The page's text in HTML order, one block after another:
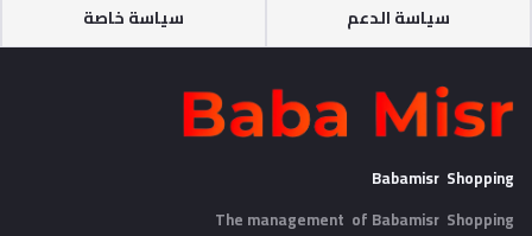
سياسة الدعم سياسة خاصة
Babamisr Shopping
The management of Babamisr Shopping